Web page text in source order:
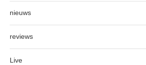
nieuws
reviews
Live